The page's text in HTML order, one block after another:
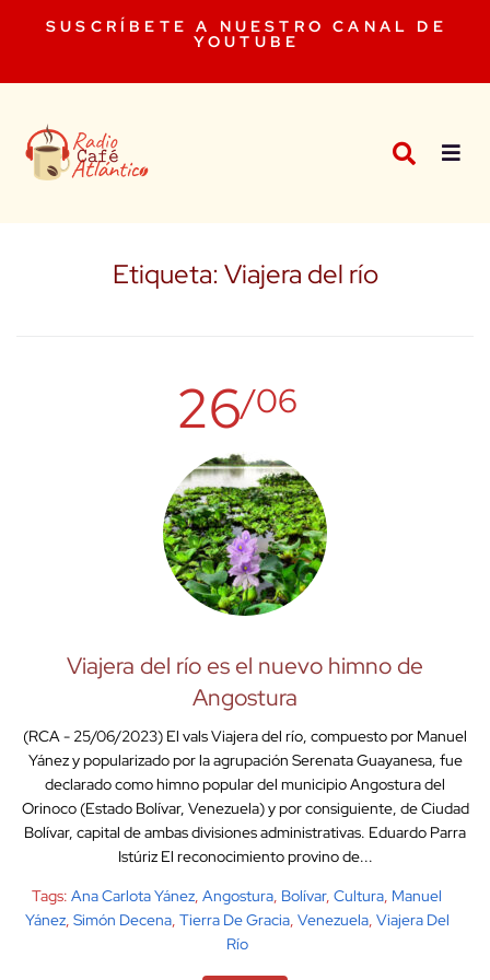
SUSCRÍBETE A NUESTRO CANAL DE
YOUTUBE
Etiqueta:Viajera del río
26/06
Viajera del río es el nuevo himno de
Angostura
(RCA - 25/06/2023) El vals Viajera del río, compuesto por Manuel
Yánez y popularizado por la agrupación Serenata Guayanesa, fue
declarado como himno popular del municipio Angostura del
Orinoco (Estado Bolívar, Venezuela) y por consiguiente, de Ciudad
Bolívar, capital de ambas divisiones administrativas. Eduardo Parra
Istúriz El reconocimiento provino de...
Tags: Ana Carlota Yánez, Angostura, Bolívar, Cultura, Manuel
Yánez, Simón Decena, Tierra De Gracia, Venezuela, Viajera Del
Río